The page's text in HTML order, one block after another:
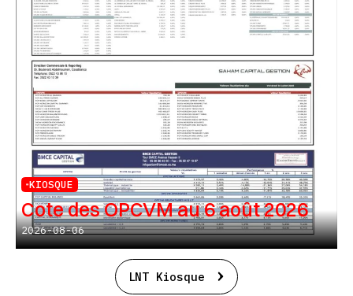
KIOSQUE
Cote des OPCVM au 6 août 2026
2026-08-06
LNT Kiosque